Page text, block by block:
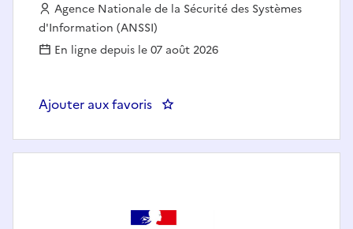
Employeur :
Agence Nationale de la Sécurité des Systèmes
d'Information (ANSSI)
En ligne depuis le 07 août 2026
Ajouter aux favoris : Pilote de veille H/F